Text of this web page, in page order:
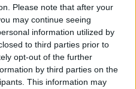
Please note that after your
may continue seeing
information utilized by
to third parties prior to
opt-out of the further
by third parties on the
This information may
brand met afgeknipte
tenues
opnieuw luxe
Zuidas